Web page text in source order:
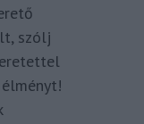
szólj
élményt!